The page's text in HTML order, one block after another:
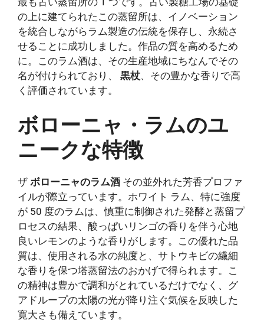
の上に建てられたこの蒸留所は、イノベーション
を統合しながらラム製造の伝統を保存し、永続さ
せることに成功しました。作品の質を高めるため
に。このラム酒は、その生産地域にちなんでその
名が付けられており、 黒杖、その豊かな香りで高
く評価されています。
ボローニャ・ラムのユ
ニークな特徴
ザ ボローニャのラム酒 その並外れた芳香プロファ
イルが際立っています。ホワイト ラム、特に強度
が 50 度のラムは、慎重に制御された発酵と蒸留プ
ロセスの結果、酸っぱいリンゴの香りを伴う心地
良いレモンのような香りがします。この優れた品
質は、使用される水の純度と、サトウキビの繊細
な香りを保つ塔蒸留法のおかげで得られます。こ
の精神は豊かで調和がとれているだけでなく、グ
アドループの太陽の光が降り注ぐ気候を反映した
寛大さも備えています。